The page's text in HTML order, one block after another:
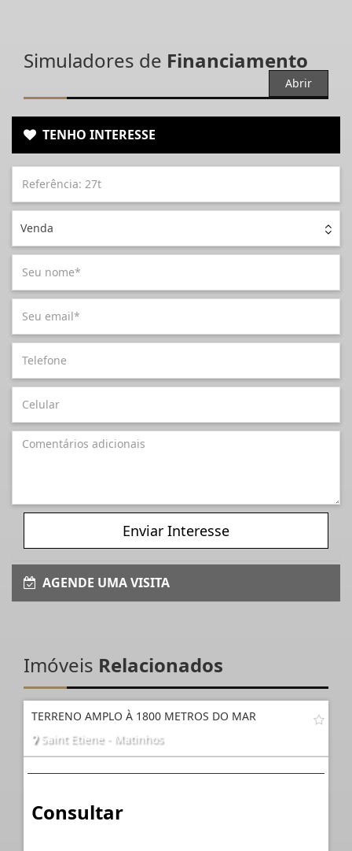
Simuladores de Financiamento
Abrir
TENHO INTERESSE
Venda
Enviar Interesse
AGENDE UMA VISITA
Imóveis Relacionados
TERRENO AMPLO À 1800 METROS DO MAR
Saint Etiene - Matinhos
Consultar